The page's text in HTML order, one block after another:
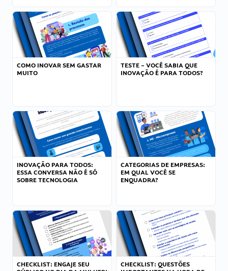
COMO INOVAR SEM GASTAR
MUITO
TESTE – VOCÊ SABIA QUE
INOVAÇÃO É PARA TODOS?
INOVAÇÃO PARA TODOS:
ESSA CONVERSA NÃO É SÓ
SOBRE TECNOLOGIA
CATEGORIAS DE EMPRESAS:
EM QUAL VOCÊ SE
ENQUADRA?
CHECKLIST: ENGAJE SEU
CHECKLIST: QUESTÕES